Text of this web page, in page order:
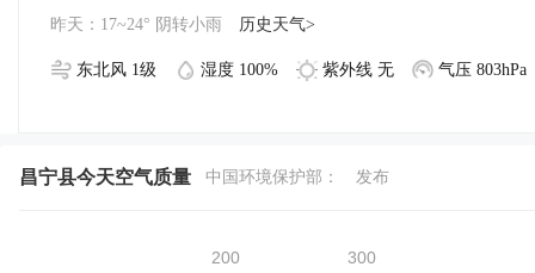
昨天：17~24° 阴转小雨
历史天气>
东北风 1级 湿度 100% 紫外线 无 气压 803hPa
昌宁县今天空气质量 中国环境保护部： 发布